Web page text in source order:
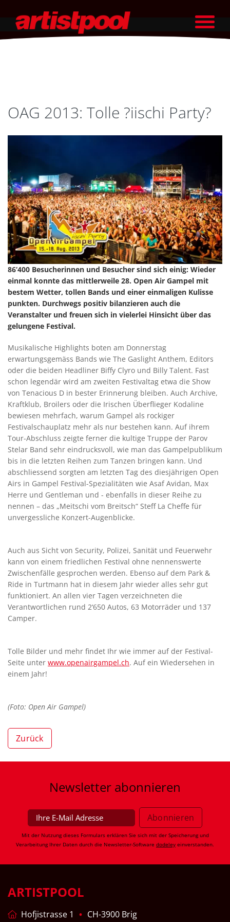
OAG 2013: Tolle ?iischi Party?
86‘400 Besucherinnen und Besucher sind sich einig: Wieder
einmal konnte das mittlerweile 28. Open Air Gampel mit
bestem Wetter, tollen Bands und einer einmaligen Kulisse
punkten. Durchwegs positiv bilanzieren auch die
Veranstalter und freuen sich in vielerlei Hinsicht über das
gelungene Festival.
Musikalische Highlights boten am Donnerstag
erwartungsgemäss Bands wie The Gaslight Anthem, Editors
oder die beiden Headliner Biffy Clyro und Billy Talent. Fast
schon legendär wird am zweiten Festivaltag etwa die Show
von Tenacious D in bester Erinnerung bleiben. Auch Archive,
Kraftklub, Broilers oder die Irischen Überflieger Kodaline
bewiesen mehrfach, warum Gampel als rockiger
Festivalschauplatz mehr als nur bestehen kann. Auf ihrem
Tour-Abschluss zeigte ferner die kultige Truppe der Parov
Stelar Band sehr eindrucksvoll, wie man das Gampelpublikum
bis in die letzten Reihen zum Tanzen bringen kann. Und
abschliessend sorgten am letzten Tag des diesjährigen Open
Airs in Gampel Festival-Spezialitäten wie Asaf Avidan, Max
Herre und Gentleman und - ebenfalls in dieser Reihe zu
nennen – das „Meitschi vom Breitsch“ Steff La Cheffe für
unvergessliche Konzert-Augenblicke.
Auch aus Sicht von Security, Polizei, Sanität und Feuerwehr
kann von einem friedlichen Festival ohne nennenswerte
Zwischenfälle gesprochen werden. Ebenso auf dem Park &
Ride in Turtmann hat in diesem Jahr wieder alles sehr gut
funktioniert. An allen vier Tagen verzeichneten die
Verantwortlichen rund 2‘650 Autos, 63 Motorräder und 137
Camper.
Tolle Bilder und mehr findet Ihr wie immer auf der Festival-
Seite unter www.openairgampel.ch. Auf ein Wiedersehen in
einem Jahr!
(Foto: Open Air Gampel)
Zurück
Newsletter abonnieren
Mit der Nutzung dieses Formulars erklären Sie sich mit der Speicherung und
Verarbeitung Ihrer Daten durch die Newsletter-Software dodeley einverstanden.
ARTISTPOOL
Hofjistrasse 1 CH-3900 Brig